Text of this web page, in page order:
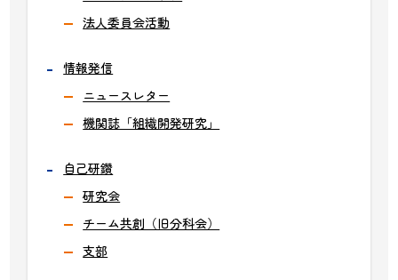
法人委員会活動
情報発信
ニュースレター
機関誌「組織開発研究」
自己研鑽
研究会
チーム共創（旧分科会）
支部